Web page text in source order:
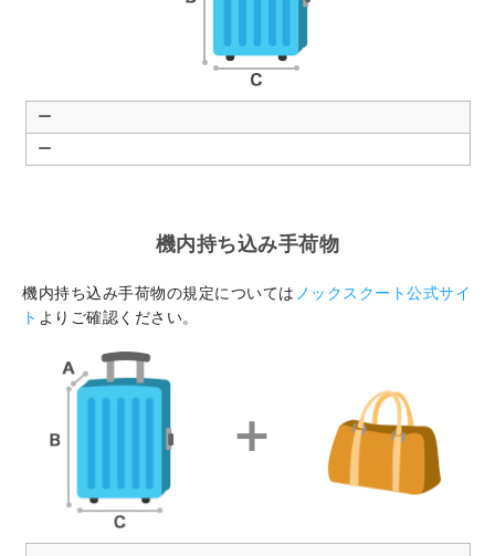
ー
ー
機内持ち込み手荷物
機内持ち込み手荷物の規定については ノックスクート公式サイ
ト よりご確認ください。